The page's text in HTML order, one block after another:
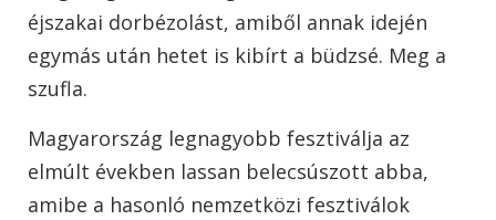
éjszakai dorbézolást, amiből annak idején
egymás után hetet is kibírt a büdzsé. Meg a
szufla.
Magyarország legnagyobb fesztiválja az
elmúlt években lassan belecsúszott abba,
amibe a hasonló nemzetközi fesztiválok